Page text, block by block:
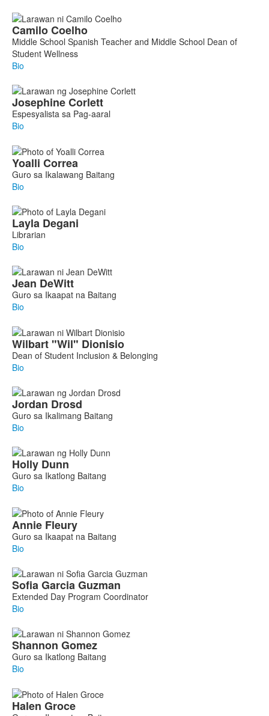
CamiloCoelho
Middle School Spanish Teacher and Middle School Dean of
Student Wellness
Bio
JosephineCorlett
Espesyalista sa Pag-aaral
Bio
Yoalli Correa
Guro sa Ikalawang Baitang
Bio
Layla Degani
Librarian
Bio
Jean DeWitt
Guro sa Ikaapat na Baitang
Bio
Wilbart "Wil" Dionisio
Dean of Student Inclusion & Belonging
Bio
Jordan Drosd
Guro sa Ikalimang Baitang
Bio
Holly Dunn
Guro sa Ikatlong Baitang
Bio
Annie Fleury
Guro sa Ikaapat na Baitang
Bio
SofiaGarcia Guzman
Extended Day Program Coordinator
Bio
Shannon Gomez
Guro sa Ikatlong Baitang
Bio
Halen Groce